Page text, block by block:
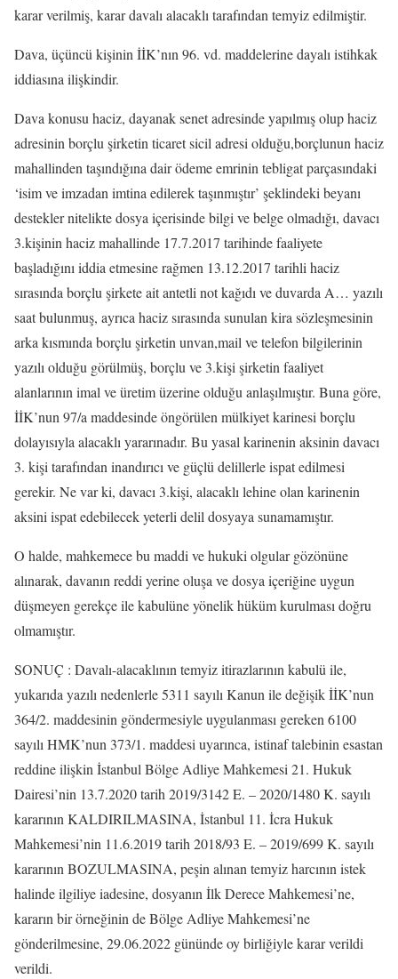
karar verilmiş, karar davalı alacaklı tarafından temyiz edilmiştir.
Dava, üçüncü kişinin İİK’nın 96. vd. maddelerine dayalı istihkak
iddiasına ilişkindir.
Dava konusu haciz, dayanak senet adresinde yapılmış olup haciz
adresinin borçlu şirketin ticaret sicil adresi olduğu,borçlunun haciz
mahallinden taşındığına dair ödeme emrinin tebligat parçasındaki
‘isim ve imzadan imtina edilerek taşınmıştır’ şeklindeki beyanı
destekler nitelikte dosya içerisinde bilgi ve belge olmadığı, davacı
3.kişinin haciz mahallinde 17.7.2017 tarihinde faaliyete
başladığını iddia etmesine rağmen 13.12.2017 tarihli haciz
sırasında borçlu şirkete ait antetli not kağıdı ve duvarda A… yazılı
saat bulunmuş, ayrıca haciz sırasında sunulan kira sözleşmesinin
arka kısmında borçlu şirketin unvan,mail ve telefon bilgilerinin
yazılı olduğu görülmüş, borçlu ve 3.kişi şirketin faaliyet
alanlarının imal ve üretim üzerine olduğu anlaşılmıştır. Buna göre,
İİK’nun 97/a maddesinde öngörülen mülkiyet karinesi borçlu
dolayısıyla alacaklı yararınadır. Bu yasal karinenin aksinin davacı
3. kişi tarafından inandırıcı ve güçlü delillerle ispat edilmesi
gerekir. Ne var ki, davacı 3.kişi, alacaklı lehine olan karinenin
aksini ispat edebilecek yeterli delil dosyaya sunamamıştır.
O halde, mahkemece bu maddi ve hukuki olgular gözönüne
alınarak, davanın reddi yerine oluşa ve dosya içeriğine uygun
düşmeyen gerekçe ile kabulüne yönelik hüküm kurulması doğru
olmamıştır.
SONUÇ : Davalı-alacaklının temyiz itirazlarının kabulü ile,
yukarıda yazılı nedenlerle 5311 sayılı Kanun ile değişik İİK’nun
364/2. maddesinin göndermesiyle uygulanması gereken 6100
sayılı HMK’nun 373/1. maddesi uyarınca, istinaf talebinin esastan
reddine ilişkin İstanbul Bölge Adliye Mahkemesi 21. Hukuk
Dairesi’nin 13.7.2020 tarih 2019/3142 E. – 2020/1480 K. sayılı
kararının KALDIRILMASINA, İstanbul 11. İcra Hukuk
Mahkemesi’nin 11.6.2019 tarih 2018/93 E. – 2019/699 K. sayılı
kararının BOZULMASINA, peşin alınan temyiz harcının istek
halinde ilgiliye iadesine, dosyanın İlk Derece Mahkemesi’ne,
kararın bir örneğinin de Bölge Adliye Mahkemesi’ne
gönderilmesine, 29.06.2022 gününde oy birliğiyle karar verildi
verildi.